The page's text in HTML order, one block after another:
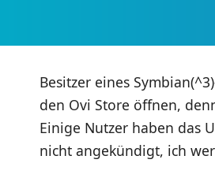
Besitzer eines
den Ovi Store öffnen,
Einige Nutzer haben das
nicht angekündigt, ich